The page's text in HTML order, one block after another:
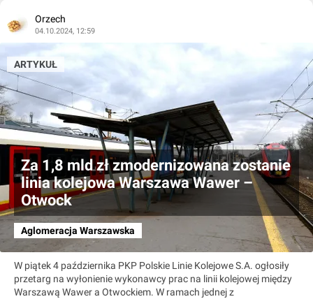
Orzech
04.10.2024, 12:59
Za 1,8 mld zł zmodernizowana zostanie
linia kolejowa Warszawa Wawer –
Otwock
Aglomeracja Warszawska
ARTYKUŁ
W piątek 4 października PKP Polskie Linie Kolejowe S.A. ogłosiły
przetarg na wyłonienie wykonawcy prac na linii kolejowej między
Warszawą Wawer a Otwockiem. W ramach jednej z